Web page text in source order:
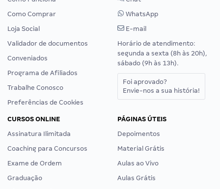
Como Comprar
Loja Social
Validador de documentos
Conveniados
Programa de Afiliados
Trabalhe Conosco
Preferências de Cookies
WhatsApp
E-mail
Horário de atendimento:
segunda a sexta (8h às 20h),
sábado (9h às 13h).
Foi aprovado?
Envie-nos a sua história!
CURSOS ONLINE
Assinatura Ilimitada
Coaching para Concursos
Exame de Ordem
Graduação
PÁGINAS ÚTEIS
Depoimentos
Material Grátis
Aulas ao Vivo
Aulas Grátis